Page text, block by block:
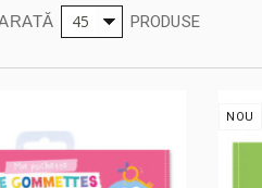
45 PRODUSE
NOU